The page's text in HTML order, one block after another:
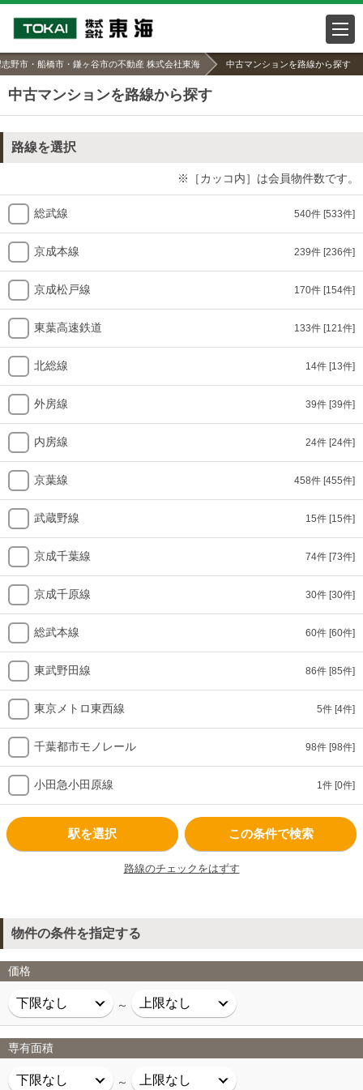
志野市・船橋市・鎌ヶ谷市の不動産 株式会社東海 中古マンションを路線から探す
中古マンションを路線から探す
路線を選択
※［カッコ内］は会員物件数です。
総武線 540件 [533件]
京成本線 239件 [236件]
京成松戸線 170件 [154件]
東葉高速鉄道 133件 [121件]
北総線 14件 [13件]
外房線 39件 [39件]
内房線 24件 [24件]
京葉線 458件 [455件]
武蔵野線 15件 [15件]
京成千葉線 74件 [73件]
京成千原線 30件 [30件]
総武本線 60件 [60件]
東武野田線 86件 [85件]
東京メトロ東西線 5件 [4件]
千葉都市モノレール 98件 [98件]
小田急小田原線 1件 [0件]
駅を選択 この条件で検索
路線のチェックをはずす
物件の条件を指定する
価格
～
専有面積
～